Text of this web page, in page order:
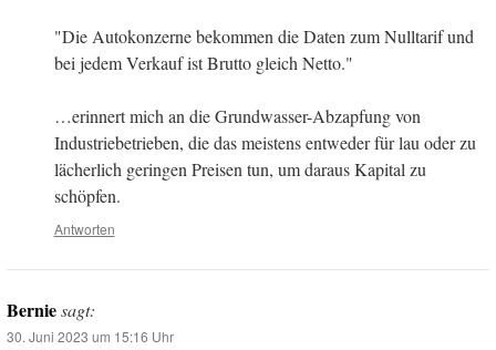
"Die Autokonzerne bekommen die Daten zum Nulltarif und
bei jedem Verkauf ist Brutto gleich Netto."
…erinnert mich an die Grundwasser-Abzapfung von
Industriebetrieben, die das meistens entweder für lau oder zu
lächerlich geringen Preisen tun, um daraus Kapital zu
schöpfen.
Antworten
Berniesagt:
30. Juni 2023 um 15:16 Uhr